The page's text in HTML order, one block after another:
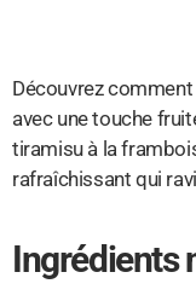
Découvrez
avec une touche
tiramisu à la
rafraîchissant qui
Ingrédients